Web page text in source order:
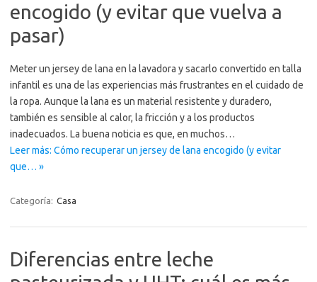
encogido (y evitar que vuelva a
pasar)
Meter un jersey de lana en la lavadora y sacarlo convertido en talla
infantil es una de las experiencias más frustrantes en el cuidado de
la ropa. Aunque la lana es un material resistente y duradero,
también es sensible al calor, la fricción y a los productos
inadecuados. La buena noticia es que, en muchos…
Leer más: Cómo recuperar un jersey de lana encogido (y evitar
que… »
Categoría: Casa
Diferencias entre leche